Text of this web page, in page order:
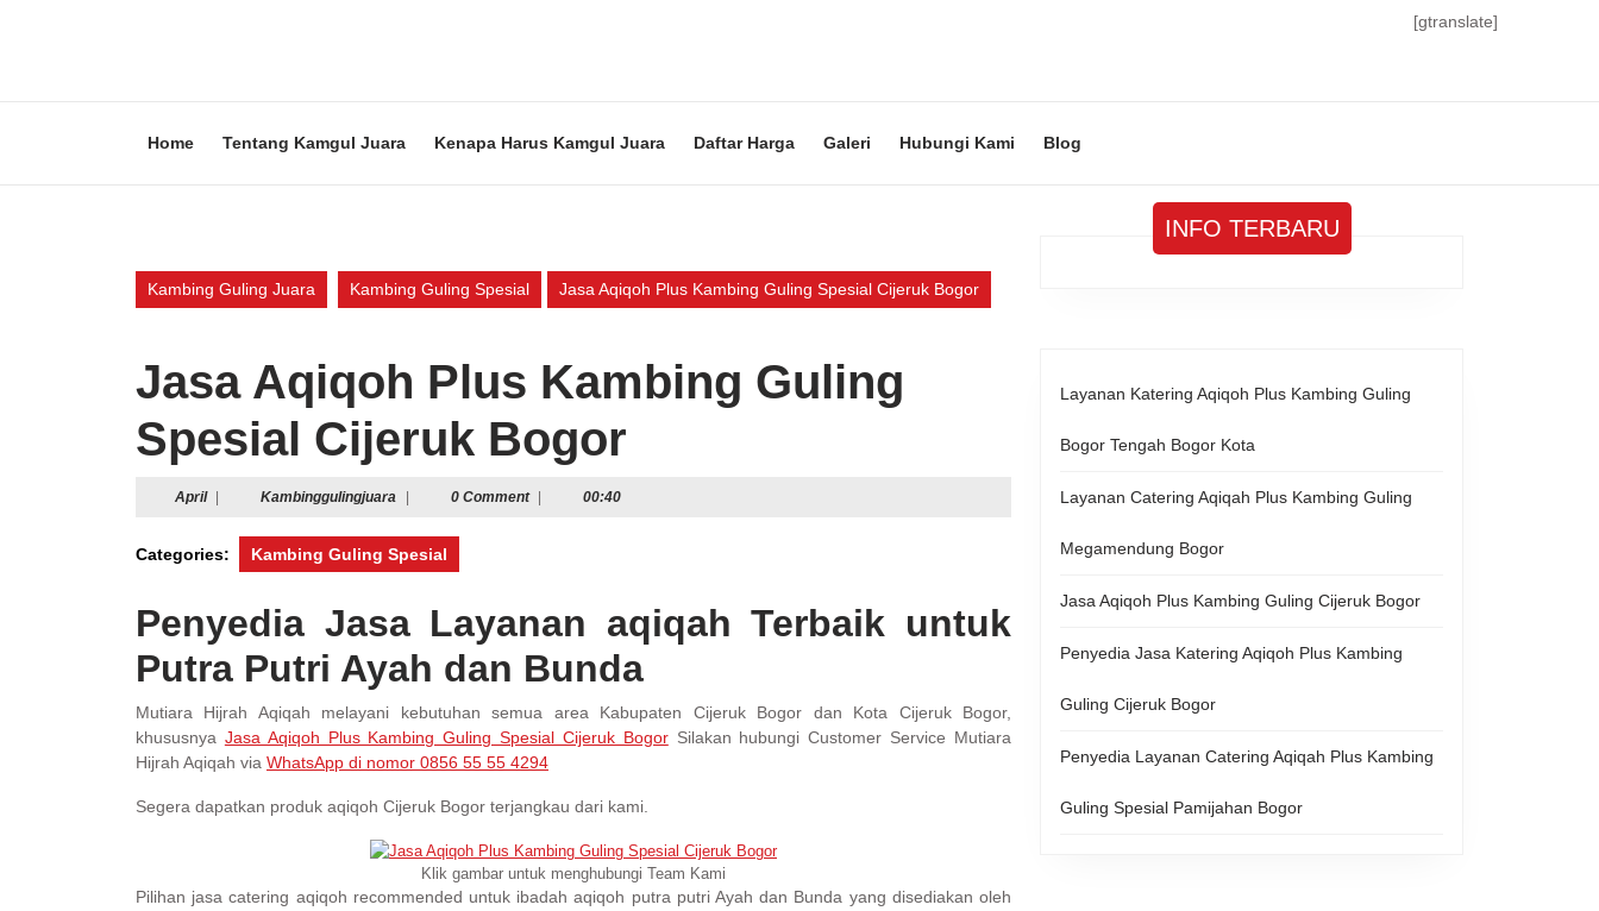
[gtranslate]
Home Tentang Kamgul Juara Kenapa Harus Kamgul Juara Daftar Harga Galeri Hubungi Kami Blog
Kambing Guling Juara Kambing Guling Spesial Jasa Aqiqoh Plus Kambing Guling Spesial Cijeruk Bogor
Jasa Aqiqoh Plus Kambing Guling
Spesial Cijeruk Bogor
AprilApril Kambinggulingjuara Kambinggulingjuara
0 Comment 00:40
Categories: Kambing Guling Spesial
Penyedia Jasa Layanan aqiqah Terbaik untuk
Putra Putri Ayah dan Bunda
Mutiara Hijrah Aqiqah melayani kebutuhan semua area Kabupaten Cijeruk Bogor dan Kota Cijeruk Bogor,
khususnya Jasa Aqiqoh Plus Kambing Guling Spesial Cijeruk BogorSilakan hubungi Customer Service Mutiara
Hijrah Aqiqah via WhatsApp di nomor 0856 55 55 4294
Segera dapatkan produk aqiqoh Cijeruk Bogor terjangkau dari kami.
Klik gambar untuk menghubungi Team Kami
Pilihan jasa catering aqiqoh recommended untuk ibadah aqiqoh putra putri Ayah dan Bunda yang disediakan oleh
INFO TERBARU
Layanan Katering Aqiqoh Plus Kambing Guling
Bogor Tengah Bogor Kota
Layanan Catering Aqiqah Plus Kambing Guling
Megamendung Bogor
Jasa Aqiqoh Plus Kambing Guling Cijeruk Bogor
Penyedia Jasa Katering Aqiqoh Plus Kambing
Guling Cijeruk Bogor
Penyedia Layanan Catering Aqiqah Plus Kambing
Guling Spesial Pamijahan Bogor